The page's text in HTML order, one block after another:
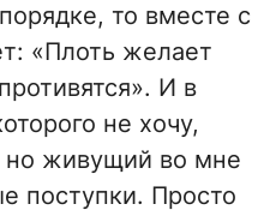
то вместе с
«Плоть желает
И в
не хочу,
но живущий во мне
поступки. Просто